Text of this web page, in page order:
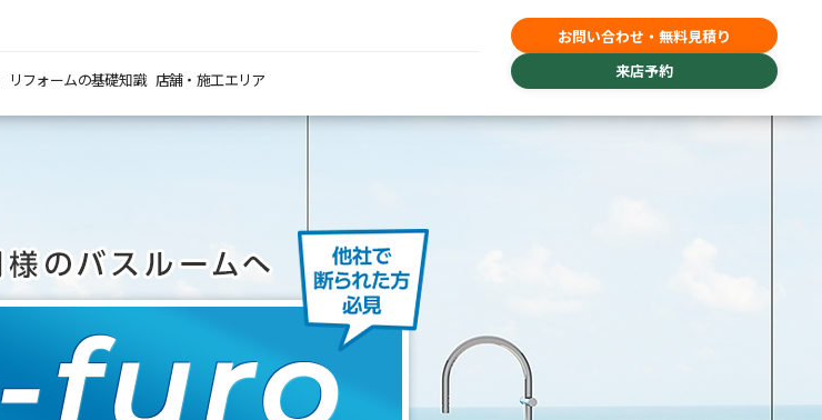
リフォームの基礎知識 店舗・施工エリア
お問い合わせ・無料見積り
来店予約